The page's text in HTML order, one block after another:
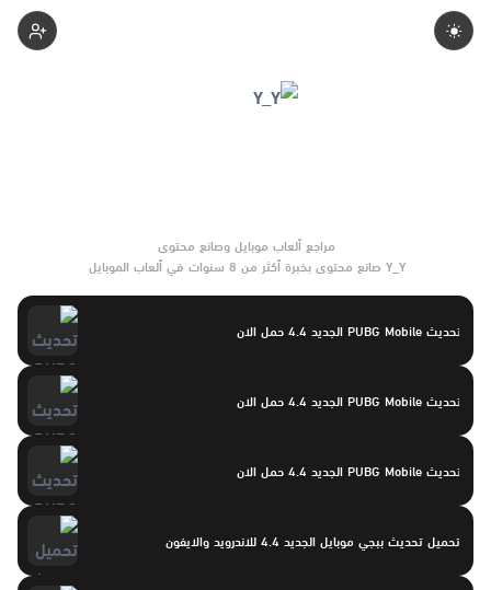
Y_Y صانع محتوى بخبرة أكثر من 8 سنوات في ألعاب الموبايل
تحديث PUBG Mobile الجديد 4.4 حمل الان
تحديث PUBG Mobile الجديد 4.4 حمل الان
تحديث PUBG Mobile الجديد 4.4 حمل الان
تحميل تحديث ببجي موبايل الجديد 4.4 للاندرويد والايفون